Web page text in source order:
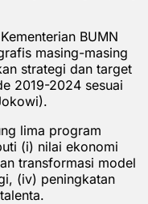
BUMN
masing-masing
strategi dan target
2019-2024 sesuai
lima program
(i) nilai ekonomi
transformasi model
(iv) peningkatan